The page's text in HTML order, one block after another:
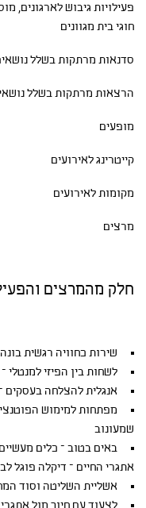
פעילויות גיבושלארגונים,
חוגי בית מגוונים
סדנאות מרתקות בשלל
הרצאות מרתקות בשלל
מופעים
קייטרינג לאירועים
מקומות לאירועים
מרצים
חלק מהמרצים
שירות כחוויה רגשית בונה
לשחות בין הפיזי למנטלי
אנגלית להצלחה בעסקים
מפתחות למימוש
שמעונוב
באים בטוב – כלים
אתגרי החיים – דיקלה פוגל
אשליית השליטה וסוד